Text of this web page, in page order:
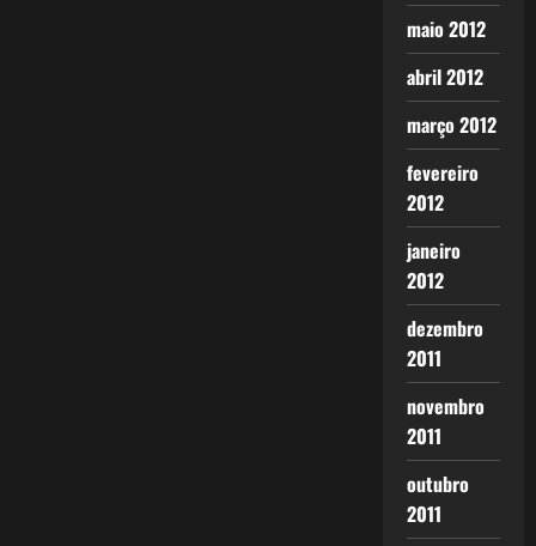
maio 2012
abril 2012
março 2012
fevereiro
2012
janeiro
2012
dezembro
2011
novembro
2011
outubro
2011